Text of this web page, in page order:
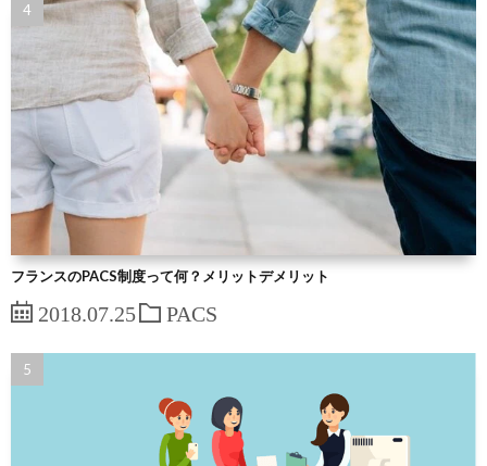
フランスのPACS制度って何？メリットデメリット
2018.07.25 PACS